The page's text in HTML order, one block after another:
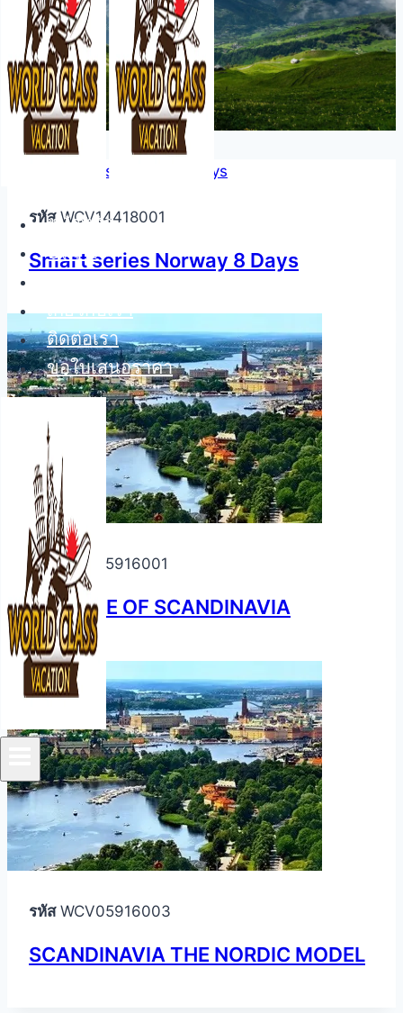
หนัาหลัก
บริการ
เกี่ยวกับเรา
ติดต่อเรา
ขอใบเสนอราคา
รหัสWCV14418001
Smart series Norway 8 Days
รหัสWCV05916001
ESSENCE OF SCANDINAVIA
รหัสWCV05916003
SCANDINAVIA THE NORDIC MODEL